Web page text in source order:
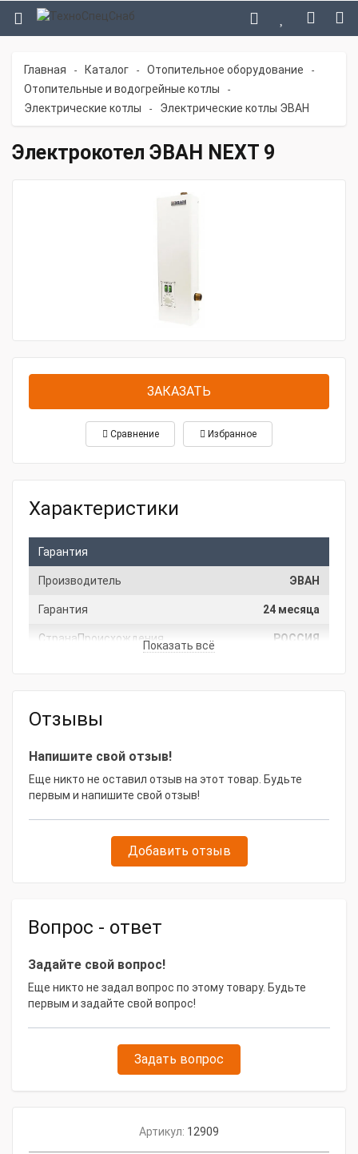
Главная - Каталог - Отопительное оборудование -
Отопительные и водогрейные котлы -
Электрические котлы - Электрические котлы ЭВАН
Электрокотел ЭВАН NEXT 9
ЗАКАЗАТЬ
Сравнение Избранное
Характеристики
Гарантия
Производитель ЭВАН
Гарантия 24 месяца
СтранаПроисхождения РОССИЯ
Напряжение, В
Артикул
Отапливаемая площадь, м2
Модель товара
Габаритные размеры и вес
Масса, кг
Показать всё
Отзывы
Напишите свой отзыв!
Еще никто не оставил отзыв на этот товар. Будьте
первым и напишите свой отзыв!
Добавить отзыв
Вопрос - ответ
Задайте свой вопрос!
Еще никто не задал вопрос по этому товару. Будьте
первым и задайте свой вопрос!
Задать вопрос
Артикул: 12909